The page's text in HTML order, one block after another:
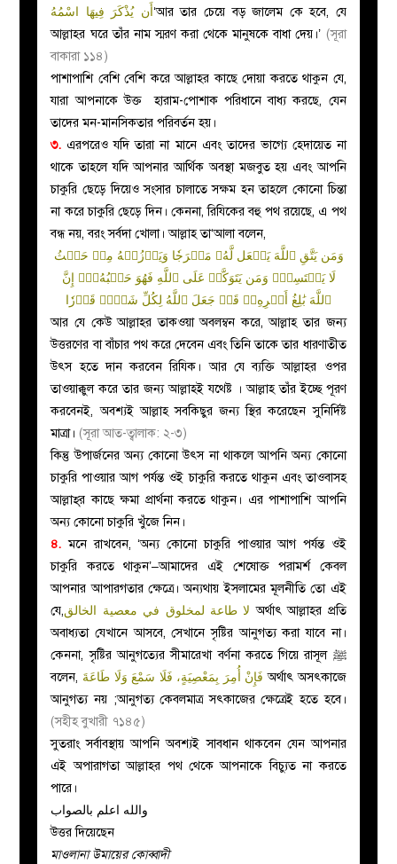
أَن يُذْكَرَ فِيهَا اسْمُهُ‘আর তার চেয়ে বড় জালেম কে হবে, যে
আল্লাহর ঘরে তাঁর নাম স্মরণ করা থেকে মানুষকে বাধা দেয়।’ (সূরা
বাকারা ১১৪)
পাশাপাশি বেশি বেশি করে আল্লাহর কাছে দোয়া করতে থাকুন যে,
যারা আপনাকে উক্ত হারাম-পোশাক পরিধানে বাধ্য করছে, যেন
তাদের মন-মানসিকতার পরিবর্তন হয়।
৩. এরপরেও যদি তারা না মানে এবং তাদের ভাগ্যে হেদায়েত না
থাকে তাহলে যদি আপনার আর্থিক অবস্থা মজবুত হয় এবং আপনি
চাকুরি ছেড়ে দিয়েও সংসার চালাতে সক্ষম হন তাহলে কোনো চিন্তা
না করে চাকুরি ছেড়ে দিন। কেননা, রিযিকের বহু পথ রয়েছে, এ পথ
বন্ধ নয়, বরং সর্বদা খোলা। আল্লাহ তা‘আলা বলেন,
وَمَن يَتَّقِ ٱللَّهَ يَجۡعَل لَّهُۥ مَخۡرَجٗا وَيَرۡزُقۡهُ مِنۡ حَيۡثُ
لَا يَحۡتَسِبُۚ وَمَن يَتَوَكَّلۡ عَلَى ٱللَّهِ فَهُوَ حَسۡبُهُۥٓۚ إِنَّ
ٱللَّهَ بَٰلِغُ أَمۡرِهِۦۚ قَدۡ جَعَلَ ٱللَّهُ لِكُلِّ شَيۡءٖ قَدۡرٗا
আর যে কেউ আল্লাহর তাকওয়া অবলম্বন করে, আল্লাহ তার জন্য
উত্তরণের বা বাঁচার পথ করে দেবেন এবং তিনি তাকে তার ধারণাতীত
উৎস হতে দান করবেন রিযিক। আর যে ব্যক্তি আল্লাহর ওপর
তাওয়াক্কুল করে তার জন্য আল্লাহই যথেষ্ট । আল্লাহ তাঁর ইচ্ছে পূরণ
করবেনই, অবশ্যই আল্লাহ সবকিছুর জন্য স্থির করেছেন সুনির্দিষ্ট
মাত্রা। (সূরা আত-ত্বালাক: ২-৩)
কিন্তু উপার্জনের অন্য কোনো উৎস না থাকলে আপনি অন্য কোনো
চাকুরি পাওয়ার আগ পর্যন্ত ওই চাকুরি করতে থাকুন এবং তাওবাসহ
আল্লাহ্‌র কাছে ক্ষমা প্রার্থনা করতে থাকুন। এর পাশাপাশি আপনি
অন্য কোনো চাকুরি খুঁজে নিন।
৪.মনে রাখবেন, ‘অন্য কোনো চাকুরি পাওয়ার আগ পর্যন্ত ওই
চাকুরি করতে থাকুন’–আমাদের এই শেষোক্ত পরামর্শ কেবল
আপনার আপারগতার ক্ষেত্রে। অন্যথায় ইসলামের মূলনীতি তো এই
যে,لا طاعة لمخلوق في معصية الخالق অর্থাৎ আল্লাহর প্রতি
অবাধ্যতা যেখানে আসবে, সেখানে সৃষ্টির আনুগত্য করা যাবে না।
কেননা, সৃষ্টির আনুগত্যের সীমারেখা বর্ণনা করতে গিয়ে রাসূল ﷺ
বলেন, فَإِنْ أُمِرَ بِمَعْصِيَةٍ، فَلَا سَمْعَ وَلَا طَاعَةَ অর্থাৎ অসৎকাজে
আনুগত্য নয় ;আনুগত্য কেবলমাত্র সৎকাজের ক্ষেত্রেই হতে হবে।
(সহীহ বুখারী ৭১৪৫)
সুতরাং সর্বাবস্থায় আপনি অবশ্যই সাবধান থাকবেন যেন আপনার
এই অপারাগতা আল্লাহর পথ থেকে আপনাকে বিচ্যুত না করতে
পারে।
والله اعلم بالصواب
উত্তর দিয়েছেন
মাওলানা উমায়ের কোব্বাদী